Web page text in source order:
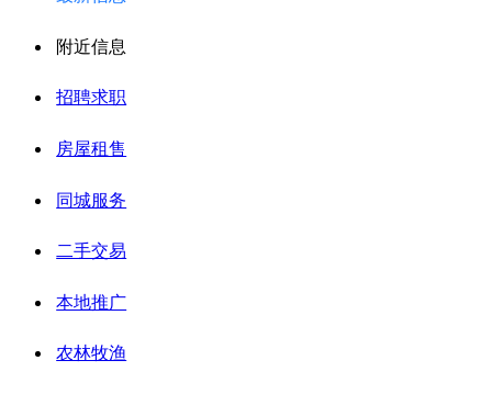
附近信息
招聘求职
房屋租售
同城服务
二手交易
本地推广
农林牧渔